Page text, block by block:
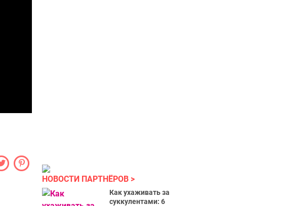
НОВОСТИ ПАРТНЁРОВ
Как ухаживать за
суккулентами: 6